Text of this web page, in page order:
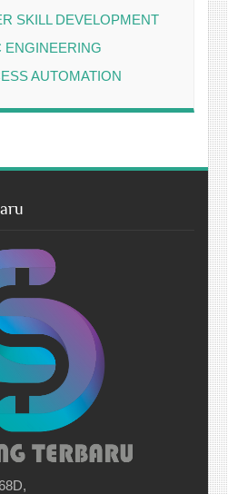
SKILL DEVELOPMENT
ENGINEERING
AUTOMATION